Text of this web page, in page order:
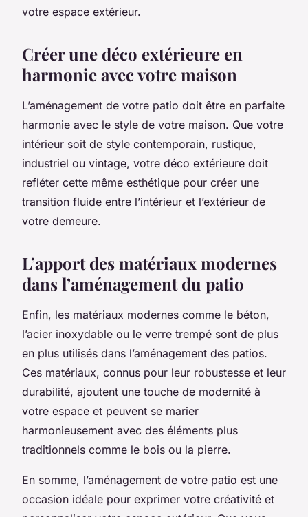
votre espace extérieur.
Créer une déco extérieure en
harmonie avec votre maison
L’aménagement de votre patio doit être en parfaite
harmonie avec le style de votre maison. Que votre
intérieur soit de style contemporain, rustique,
industriel ou vintage, votre déco extérieure doit
refléter cette même esthétique pour créer une
transition fluide entre l’intérieur et l’extérieur de
votre demeure.
L’apport des matériaux modernes
dans l’aménagement du patio
Enfin, les matériaux modernes comme le béton,
l’acier inoxydable ou le verre trempé sont de plus
en plus utilisés dans l’aménagement des patios.
Ces matériaux, connus pour leur robustesse et leur
durabilité, ajoutent une touche de modernité à
votre espace et peuvent se marier
harmonieusement avec des éléments plus
traditionnels comme le bois ou la pierre.
En somme, l’aménagement de votre patio est une
occasion idéale pour exprimer votre créativité et